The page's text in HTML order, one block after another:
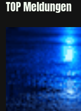
TOP Meldungen